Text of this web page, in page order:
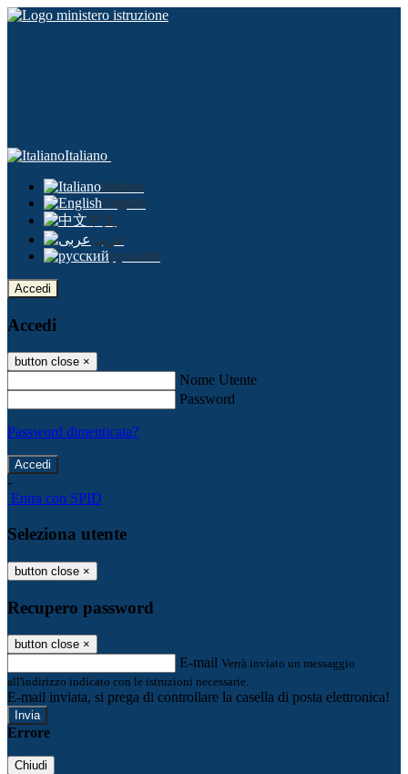
Italiano
Italiano
English
中文
عربى
русский
Accedi
Accedi
button close ×
Nome Utente
Password
Password dimenticata?
-
Entra con SPID
Seleziona utente
button close ×
Recupero password
button close ×
E-mail Verrà inviato un messaggio
all'indirizzo indicato con le istruzioni necessarie.
E-mail inviata, si prega di controllare la casella di posta elettronica!
Errore
Chiudi